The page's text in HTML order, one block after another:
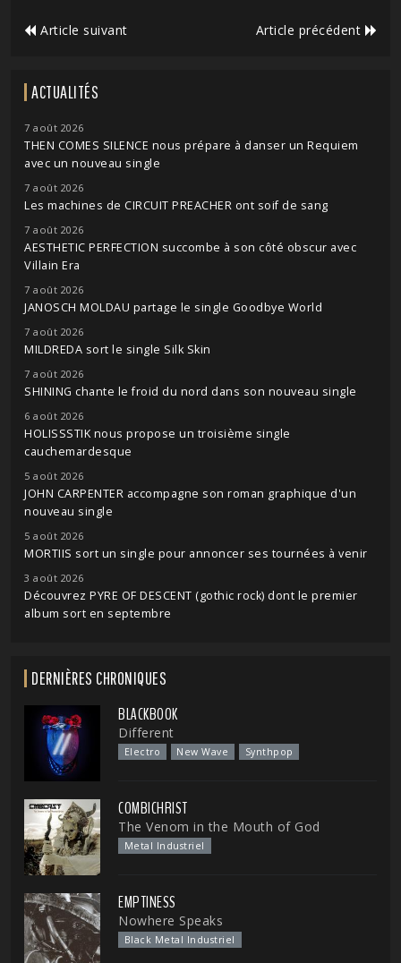
Article suivant Article précédent
ACTUALITÉS
7 août 2026
THEN COMES SILENCE nous prépare à danser un Requiem
avec un nouveau single
7 août 2026
Les machines de CIRCUIT PREACHER ont soif de sang
7 août 2026
AESTHETIC PERFECTION succombe à son côté obscur avec
Villain Era
7 août 2026
JANOSCH MOLDAU partage le single Goodbye World
7 août 2026
MILDREDA sort le single Silk Skin
7 août 2026
SHINING chante le froid du nord dans son nouveau single
6 août 2026
HOLISSSTIK nous propose un troisième single
cauchemardesque
5 août 2026
JOHN CARPENTER accompagne son roman graphique d'un
nouveau single
5 août 2026
MORTIIS sort un single pour annoncer ses tournées à venir
3 août 2026
Découvrez PYRE OF DESCENT (gothic rock) dont le premier
album sort en septembre
DERNIÈRES CHRONIQUES
BLACKBOOK
Different
Electro New Wave Synthpop
COMBICHRIST
The Venom in the Mouth of God
Metal Industriel
EMPTINESS
Nowhere Speaks
Black Metal Industriel